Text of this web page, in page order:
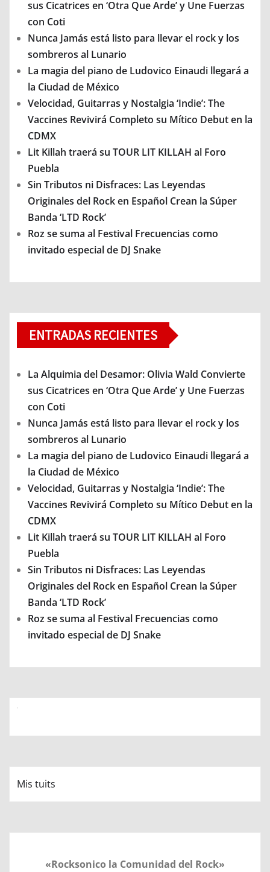
sus Cicatrices en ‘Otra Que Arde’ y Une Fuerzas
con Coti
Nunca Jamás está listo para llevar el rock y los
sombreros al Lunario
La magia del piano de Ludovico Einaudi llegará a
la Ciudad de México
Velocidad, Guitarras y Nostalgia ‘Indie’: The
Vaccines Revivirá Completo su Mítico Debut en la
CDMX
Lit Killah traerá su TOUR LIT KILLAH al Foro
Puebla
Sin Tributos ni Disfraces: Las Leyendas
Originales del Rock en Español Crean la Súper
Banda ‘LTD Rock’
Roz se suma al Festival Frecuencias como
invitado especial de DJ Snake
ENTRADAS RECIENTES
La Alquimia del Desamor: Olivia Wald Convierte
sus Cicatrices en ‘Otra Que Arde’ y Une Fuerzas
con Coti
Nunca Jamás está listo para llevar el rock y los
sombreros al Lunario
La magia del piano de Ludovico Einaudi llegará a
la Ciudad de México
Velocidad, Guitarras y Nostalgia ‘Indie’: The
Vaccines Revivirá Completo su Mítico Debut en la
CDMX
Lit Killah traerá su TOUR LIT KILLAH al Foro
Puebla
Sin Tributos ni Disfraces: Las Leyendas
Originales del Rock en Español Crean la Súper
Banda ‘LTD Rock’
Roz se suma al Festival Frecuencias como
invitado especial de DJ Snake
Mis tuits
«Rocksonico la Comunidad del Rock»